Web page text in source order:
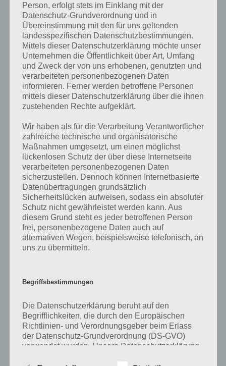
Kurze Begriffserklärung zur Lösung Foto
Foto ist die Lösung für das tägliche Bonus Rätsel am 10.10.2023 in 4
gibt es dazu zu wissen? Passt das Wort auch zu Hier spukts? Zu
bestimmten Lösungen präsentieren wir daher auch immer eine
kurze Begriffserklärung!
Zu Foto haben wir zunächst keine weiteren Informationen parat!
Auf WhatsApp teilen Teilen auf Facebook
Tweet auf Twitter
Person, erfolgt stets im Einklang mit der
Datenschutz-Grundverordnung und in
Übereinstimmung mit den für uns geltenden
landesspezifischen Datenschutzbestimmungen.
Mittels dieser Datenschutzerklärung möchte unser
Unternehmen die Öffentlichkeit über Art, Umfang
und Zweck der von uns erhobenen, genutzten und
verarbeiteten personenbezogenen Daten
informieren. Ferner werden betroffene Personen
mittels dieser Datenschutzerklärung über die ihnen
zustehenden Rechte aufgeklärt.
Wir haben als für die Verarbeitung Verantwortlicher
zahlreiche technische und organisatorische
Maßnahmen umgesetzt, um einen möglichst
lückenlosen Schutz der über diese Internetseite
verarbeiteten personenbezogenen Daten
sicherzustellen. Dennoch können Internetbasierte
Datenübertragungen grundsätzlich
Sicherheitslücken aufweisen, sodass ein absoluter
Schutz nicht gewährleistet werden kann. Aus
diesem Grund steht es jeder betroffenen Person
frei, personenbezogene Daten auch auf
alternativen Wegen, beispielsweise telefonisch, an
uns zu übermitteln.
Begriffsbestimmungen
Die Datenschutzerklärung beruht auf den
Begrifflichkeiten, die durch den Europäischen
Richtlinien- und Verordnungsgeber beim Erlass
der Datenschutz-Grundverordnung (DS-GVO)
verwendet wurden. Unsere Datenschutzerklärung